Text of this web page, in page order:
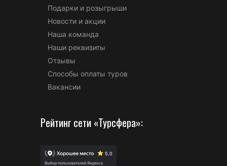
Подарки и розыгрыши
Новости и акции
Наша команда
Наши реквизиты
Отзывы
Способы оплаты туров
Вакансии
Рейтинг сети «Турсфера»: